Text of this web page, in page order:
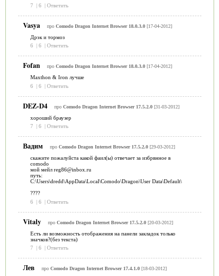
7
| 6 | Ответить
Vasya про Comodo Dragon Internet Browser 18.0.3.0[17-04-2012]
Дрэк и тормоз
6
| 6 | Ответить
Fofan про Comodo Dragon Internet Browser 18.0.3.0[17-04-2012]
Maxthon & Iron лучше
6
| 6 | Ответить
DEZ-D4 про Comodo Dragon Internet Browser 17.5.2.0[31-03-2012]
хороший браузер
7
| 6 | Ответить
Вадим про Comodo Dragon Internet Browser 17.5.2.0[29-03-2012]
скажите пожалуйста какой фаил(ы) отвечает за избрвнное в
comodo
мой мейл reg86@inbox.ru
путь:
C:\Users\dredd\AppData\Local\Comodo\Dragon\User Data\Default\
????
6
| 6 | Ответить
Vitaly про Comodo Dragon Internet Browser 17.5.2.0[20-03-2012]
Есть ли возможность отображения на панели закладок только
значков?(без текста)
7
| 6 | Ответить
Лев про Comodo Dragon Internet Browser 17.4.1.0[18-03-2012]